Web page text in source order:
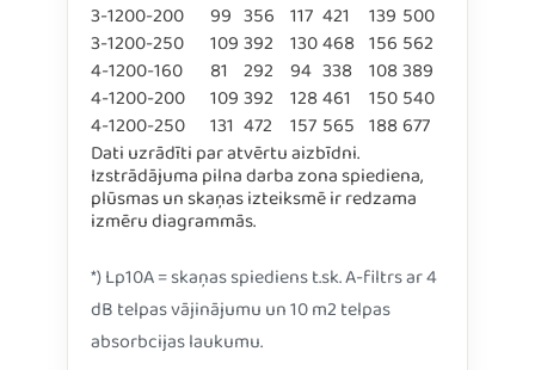
3-1200-200 99 356 117 421 139500
3-1200-250 109392 130468 156562
4-1200-160 81 292 94 338 108389
4-1200-200 109392 128461 150540
4-1200-250 131 472 157565 188677
Dati uzrādīti par atvērtu aizbīdni.
Izstrādājuma pilna darba zona spiediena,
plūsmas un skaņas izteiksmē ir redzama
izmēru diagrammās.
*) Lp10A = skaņas spiediens t.sk. A-filtrs ar 4
dB telpas vājinājumu un 10 m2 telpas
absorbcijas laukumu.